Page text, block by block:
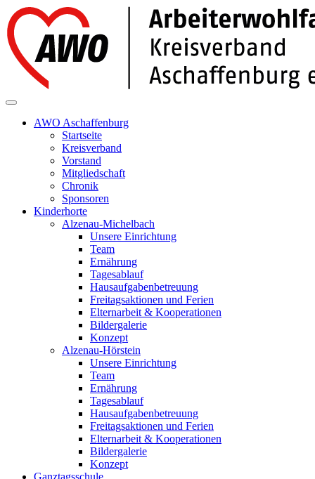
AWO Aschaffenburg
Startseite
Kreisverband
Vorstand
Mitgliedschaft
Chronik
Sponsoren
Kinderhorte
Alzenau-Michelbach
Unsere Einrichtung
Team
Ernährung
Tagesablauf
Hausaufgabenbetreuung
Freitagsaktionen und Ferien
Elternarbeit & Kooperationen
Bildergalerie
Konzept
Alzenau-Hörstein
Unsere Einrichtung
Team
Ernährung
Tagesablauf
Hausaufgabenbetreuung
Freitagsaktionen und Ferien
Elternarbeit & Kooperationen
Bildergalerie
Konzept
Ganztagsschule